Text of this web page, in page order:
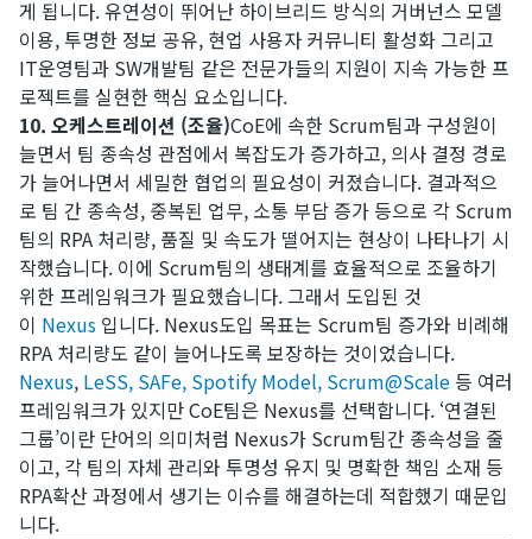
게 됩니다. 유연성이 뛰어난 하이브리드 방식의 거버넌스 모델
이용, 투명한 정보 공유, 현업 사용자 커뮤니티 활성화 그리고
IT운영팀과 SW개발팀 같은 전문가들의 지원이 지속 가능한 프
로젝트를 실현한 핵심 요소입니다.
10. 오케스트레이션 (조율)CoE에 속한 Scrum팀과 구성원이
늘면서 팀 종속성 관점에서 복잡도가 증가하고, 의사 결정 경로
가 늘어나면서 세밀한 협업의 필요성이 커졌습니다. 결과적으
로 팀 간 종속성, 중복된 업무, 소통 부담 증가 등으로 각 Scrum
팀의 RPA 처리량, 품질 및 속도가 떨어지는 현상이 나타나기 시
작했습니다. 이에 Scrum팀의 생태계를 효율적으로 조율하기
위한 프레임워크가 필요했습니다. 그래서 도입된 것
이 Nexus 입니다. Nexus도입 목표는 Scrum팀 증가와 비례해
RPA 처리량도 같이 늘어나도록 보장하는 것이었습니다.
Nexus, LeSS, SAFe, Spotify Model, Scrum@Scale 등 여러
프레임워크가 있지만 CoE팀은 Nexus를 선택합니다. ‘연결된
그룹’이란 단어의 의미처럼 Nexus가 Scrum팀간 종속성을 줄
이고, 각 팀의 자체 관리와 투명성 유지 및 명확한 책임 소재 등
RPA확산 과정에서 생기는 이슈를 해결하는데 적합했기 때문입
니다.